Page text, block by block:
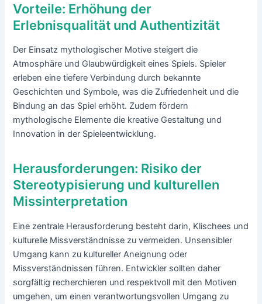
Vorteile: Erhöhung der
Erlebnisqualität und Authentizität
Der Einsatz mythologischer Motive steigert die
Atmosphäre und Glaubwürdigkeit eines Spiels. Spieler
erleben eine tiefere Verbindung durch bekannte
Geschichten und Symbole, was die Zufriedenheit und die
Bindung an das Spiel erhöht. Zudem fördern
mythologische Elemente die kreative Gestaltung und
Innovation in der Spieleentwicklung.
Herausforderungen: Risiko der
Stereotypisierung und kulturellen
Missinterpretation
Eine zentrale Herausforderung besteht darin, Klischees und
kulturelle Missverständnisse zu vermeiden. Unsensibler
Umgang kann zu kultureller Aneignung oder
Missverständnissen führen. Entwickler sollten daher
sorgfältig recherchieren und respektvoll mit den Motiven
umgehen, um einen verantwortungsvollen Umgang zu